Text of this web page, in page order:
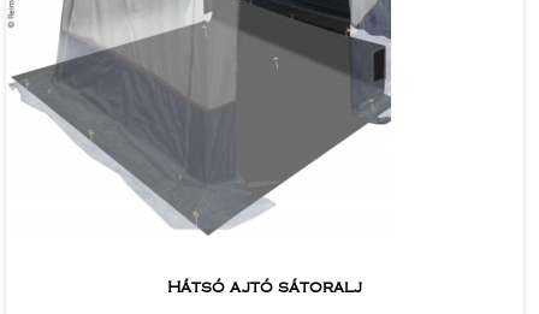
Hátsó ajtó sátoralj